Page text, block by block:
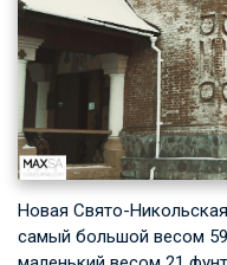
Новая Свято-
самый большой весом